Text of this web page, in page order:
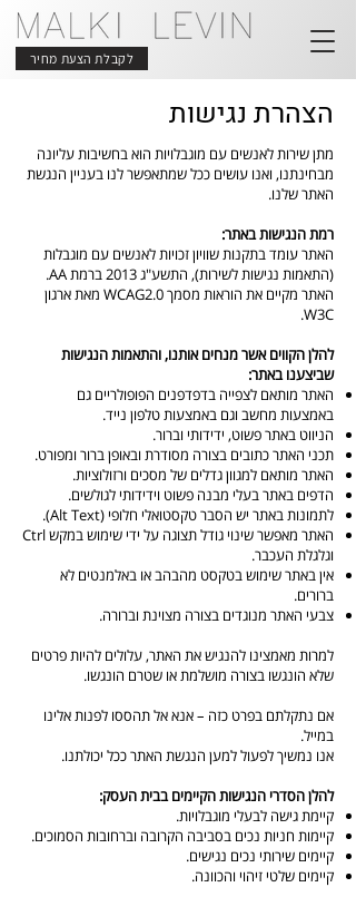
לקבלת הצעת מחיר
הצהרת נגישות
מתן שירות לאנשים עם מוגבלויות הוא בחשיבות עליונה
מבחינתנו, ואנו עושים ככל שמתאפשר לנו בעניין הנגשת
האתר שלנו.
רמת הנגישות באתר:
האתר עומד בתקנות שוויון זכויות לאנשים עם מוגבלות
(התאמות נגישות לשירות), התשע"ג 2013 ברמת AA.
האתר מקיים את הוראות מסמך WCAG2.0 מאת ארגון
W3C.
​להלן הקווים אשר מנחים אותנו, והתאמות הנגישות
שביצענו באתר:
האתר מותאם לצפייה בדפדפנים הפופולריים גם
באמצעות מחשב וגם באמצעות טלפון נייד.
הניווט באתר פשוט, ידידותי וברור.
תכני האתר כתובים בצורה מסודרת ובאופן ברור ומפורט.
האתר מותאם למגוון גדלים של מסכים ורזולוציות.
הדפים באתר בעלי מבנה פשוט וידידותי לגולשים.
לתמונות באתר יש הסבר טקסטואלי חלופי (Alt Text).
האתר מאפשר שינוי גודל תצוגה על ידי שימוש במקש Ctrl
וגלגלת העכבר.
אין באתר שימוש בטקסט מהבהב או באלמנטים לא
ברורים.
צבעי האתר מנוגדים בצורה מצוינת וברורה.
למרות מאמצינו להנגיש את האתר, עלולים להיות פרטים
שלא הונגשו בצורה מושלמת או שטרם הונגשו.
אם נתקלתם בפרט כזה – אנא אל תהססו לפנות אלינו
במייל.
אנו נמשיך לפעול למען הנגשת האתר ככל יכולתנו.
להלן הסדרי הנגישות הקיימים בבית העסק:
קיימת גישה לבעלי מוגבלויות.
קיימות חניות נכים בסביבה הקרובה וברחובות הסמוכים.
קיימים שירותי נכים נגישים.
קיימים שלטי זיהוי והכוונה.